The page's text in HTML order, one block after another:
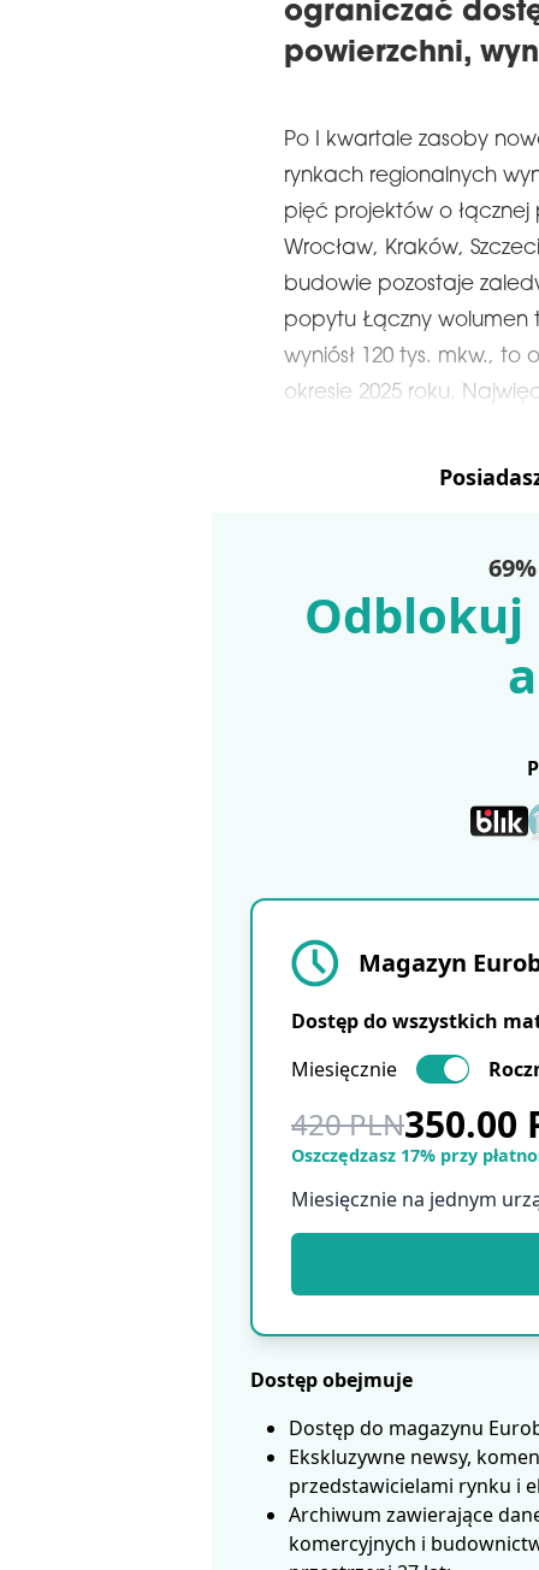
ograniczać
powierzchni,
Po I kwartale zasoby
rynkach regionalnych
pięć projektów o łącznej
Wrocław, Kraków,
budowie pozostaje
popytu Łączny wolumen
wyniósł 120 tys. mkw., to
okresie 2025 roku.
Odblokuj
Magazyn
Dostęp do wszystkich
Miesięcznie
420 PLN350.00
Oszczędzasz 17% przy
Miesięcznie na jednym
Dostęp obejmuje
Dostęp do magazynu
Ekskluzywne newsy,
przedstawicielami rynku i
Archiwum zawierające
komercyjnych i